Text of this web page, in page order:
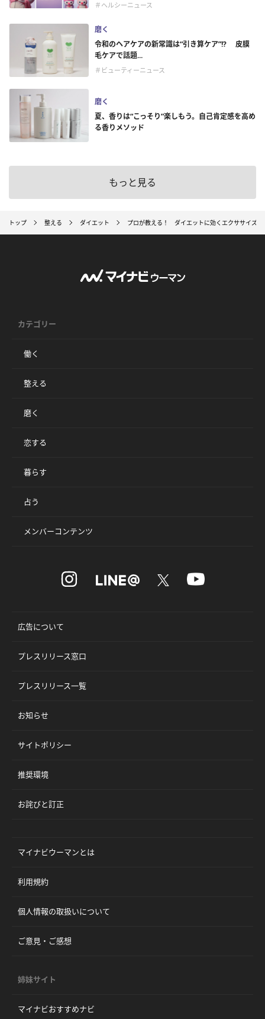
＃ヘルシーニュース
磨く
令和のヘアケアの新常識は“引き算ケア”!? 皮膜
毛ケアで話題...
＃ビューティーニュース
磨く
夏、香りは“こっそり”楽しもう。自己肯定感を高め
る香りメソッド
もっと見る
トップ 整える ダイエット プロが教える！ ダイエットに効くエクササイズ3
カテゴリー
働く
整える
磨く
恋する
暮らす
占う
メンバーコンテンツ
広告について
プレスリリース窓口
プレスリリース一覧
お知らせ
サイトポリシー
推奨環境
お詫びと訂正
マイナビウーマンとは
利用規約
個人情報の取扱いについて
ご意見・ご感想
姉妹サイト
マイナビおすすめナビ